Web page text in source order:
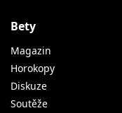
Bety
Magazin
Horokopy
Diskuze
Soutěže